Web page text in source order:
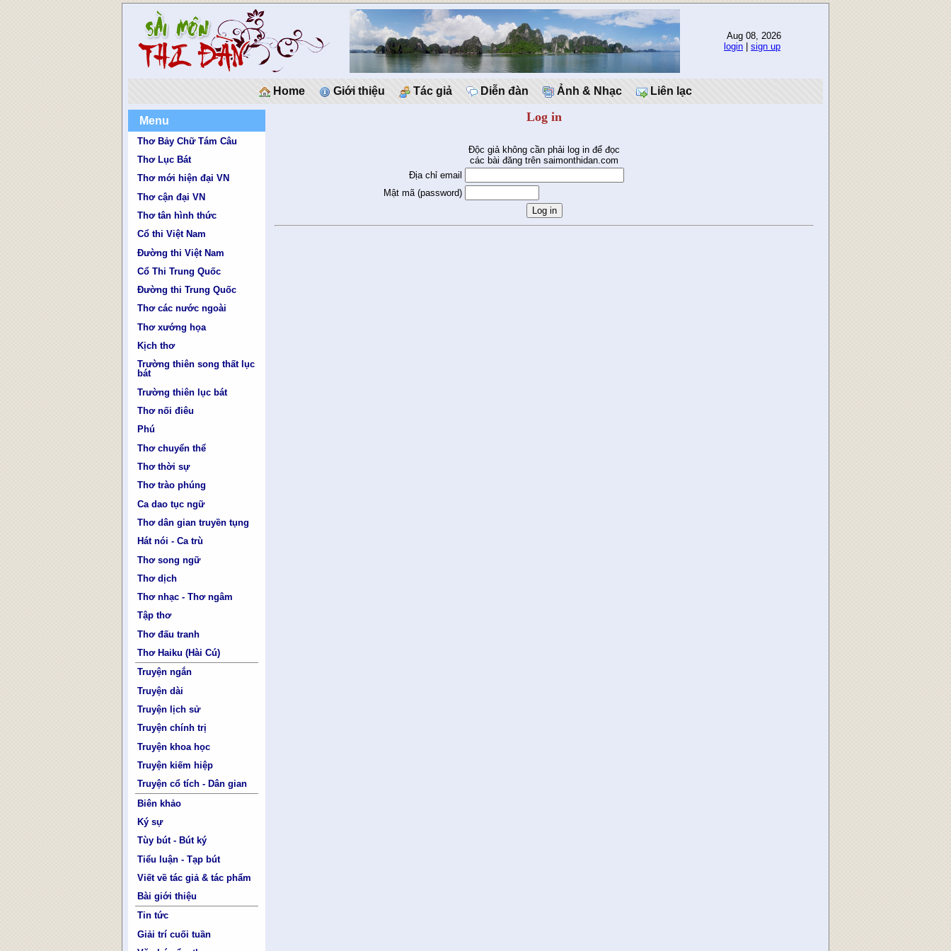
Aug 08, 2026
login
sign up
Home Giới thiệu Tác giả Diễn đàn Ảnh & Nhạc Liên lạc
Menu
Thơ Bảy Chữ Tám Câu
Thơ Lục Bát
Thơ mới hiện đại VN
Thơ cận đại VN
Thơ tân hình thức
Cổ thi Việt Nam
Đường thi Việt Nam
Cổ Thi Trung Quốc
Đường thi Trung Quốc
Thơ các nước ngoài
Thơ xướng họa
Kịch thơ
Trường thiên song thất lục
bát
Trường thiên lục bát
Thơ nối điêu
Phú
Thơ chuyển thể
Thơ thời sự
Thơ trào phúng
Ca dao tục ngữ
Thơ dân gian truyền tụng
Hát nói - Ca trù
Thơ song ngữ
Thơ dịch
Thơ nhạc - Thơ ngâm
Tập thơ
Thơ đấu tranh
Thơ Haiku (Hài Cú)
Truyện ngắn
Truyện dài
Truyện lịch sử
Truyện chính trị
Truyện khoa học
Truyện kiếm hiệp
Truyện cổ tích - Dân gian
Biên khảo
Ký sự
Tùy bút - Bút ký
Tiểu luận - Tạp bút
Viết về tác giả & tác phẩm
Bài giới thiệu
Tin tức
Giải trí cuối tuần
Log in
Độc giả không cần phải log in để đọc
các bài đăng trên saimonthidan.com
Địa chỉ email
Mật mã (password)